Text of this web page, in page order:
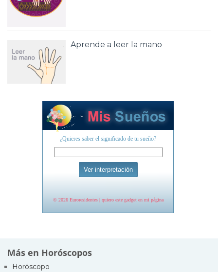
Aprende a leer la mano
Más en Horóscopos
Horóscopo